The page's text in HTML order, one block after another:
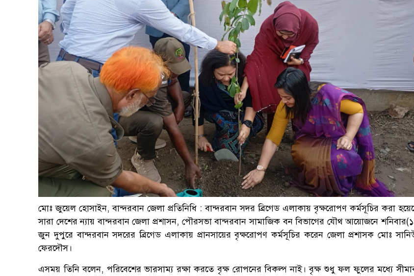
মোঃ জুয়েল হোসাইন, বান্দরবান জেলা প্রতিনিধি : বান্দরবান সদর ব্রিগেড এলাকায় বৃক্ষরোপণ কর্মসূচির করা
সারা দেশের ন্যায় বান্দরবান জেলা প্রশাসন, পৌরসভা বান্দরবান সামাজিক বন বিভাগের যৌথ আয়োজনে
জুন দুপুরে বান্দরবান সদরের ব্রিগেড এলাকায় প্রানসায়ের বৃক্ষরোপণ কর্মসূচির করেন জেলা প্রশাসক মোঃ
ফেরদৌস।
এসময় তিনি বলেন, পরিবেশের ভারসাম্য রক্ষা করতে বৃক্ষ রোপনের বিকল্প নাই। বৃক্ষ শুধু ফল ফুলের মধ্যে